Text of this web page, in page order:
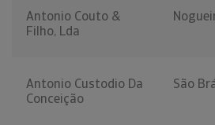
Antonio Couto &
Filho, Lda
Antonio Custodio Da
Conceição
São